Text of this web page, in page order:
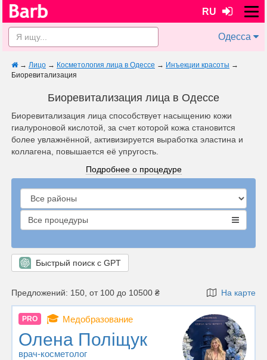
RU
Одесса
→ Лицо → Косметология лица в Одессе → Инъекции красоты →
Биоревитализация
Биоревитализация лица в Одессе
Биоревитализация лица способствует насыщению кожи
гиалуроновой кислотой, за счет которой кожа становится
более увлажнённой, активизируется выработка эластина и
коллагена, повышается её упругость.
Подробнее о процедуре
Все процедуры
Быстрый поиск с GPT
Предложений: 150, от 100 до 10500 ₴ На карте
PRO 🎓 Медобразование
Олена Поліщук
врач-косметолог